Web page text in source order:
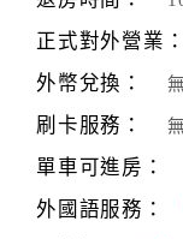
正式對外營業：
外幣兌換： 無
刷卡服務： 無
單車可進房：
外國語服務：